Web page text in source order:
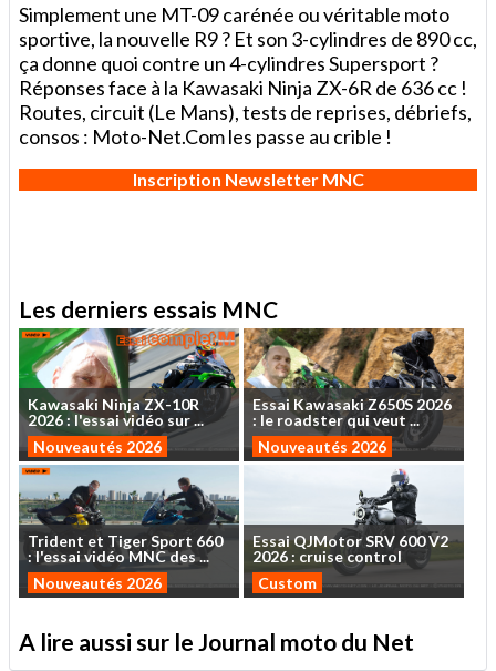
Simplement une MT-09 carénée ou véritable moto
sportive, la nouvelle R9 ? Et son 3-cylindres de 890 cc,
ça donne quoi contre un 4-cylindres Supersport ?
Réponses face à la Kawasaki Ninja ZX-6R de 636 cc !
Routes, circuit (Le Mans), tests de reprises, débriefs,
consos : Moto-Net.Com les passe au crible !
Inscription Newsletter MNC
Les derniers essais MNC
Kawasaki NinjaZX-10R
2026: l'essaividéo sur...
Nouveautés 2026
Essai KawasakiZ650S 2026
: le roadsterquiveut ...
Nouveautés 2026
Trident et TigerSport 660
: l'essaividéoMNCdes...
Nouveautés 2026
EssaiQJMotorSRV 600V2
2026 : cruise control
Custom
A lire aussi sur le Journal moto du Net